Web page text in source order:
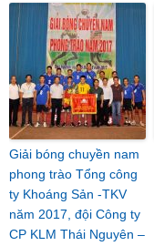
Giải bóng chuyền nam
phong trào Tổng công
ty Khoáng Sản -TKV
năm 2017, đội Công ty
CP KLM Thái Nguyên –